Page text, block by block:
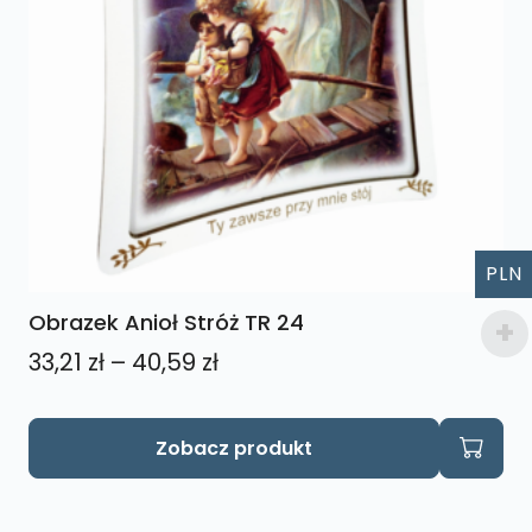
Obrazek Anioł Stróż TR 24
33,21 zł – 40,59 złZakres
33,21 zł
Zobacz produkt
Ten
PLN